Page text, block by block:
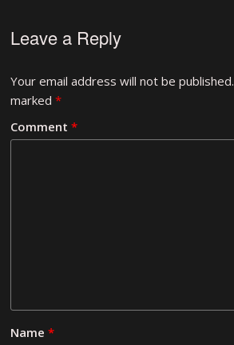
Leave a Reply
Your email address will not be published.
marked*
Comment*
Name*